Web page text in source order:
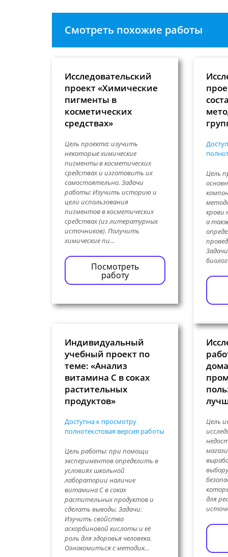
Смотреть похожие работы
Исследовательский
проект «Химические
пигменты в
косметических
средствах»
Цель проекта: изучить
некоторые химические
пигменты в косметических
средствах и изготовить их
самостоятельно. Задачи
работы: Изучить историю и
цели использования
пигментов в косметических
средствах (из литературных
источников). Получить
химические пи…
Посмотреть
работу
Цель
крови
а
Индивидуальный
учебный проект по
теме: «Анализ
витамина С в соках
растительных
продуктов»
Доступна к просмотру
полнотекстовая версия работы
Цель работы: при помощи
экспериментов определить в
условиях школьной
лаборатории наличие
витамина С в соках
растительных продуктов и
сделать выводы. Задачи:
Изучить свойства
аскорбиновой кислоты и её
роль для здоровья человека.
Ознакомиться с методик…
Цель
для